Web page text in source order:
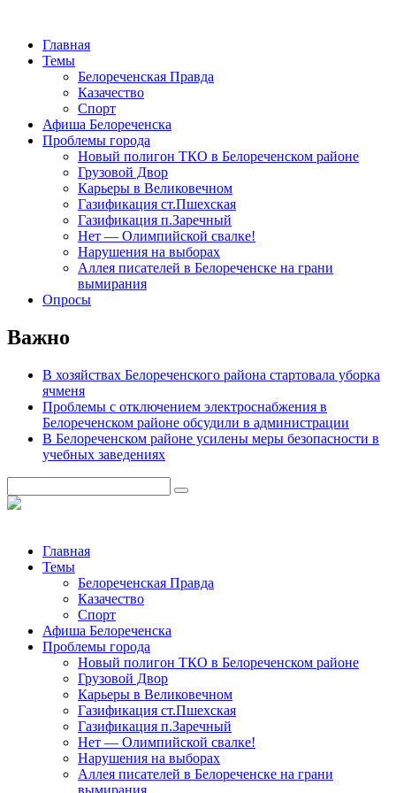
Главная
Темы
Белореченская Правда
Казачество
Спорт
Афиша Белореченска
Проблемы города
Новый полигон ТКО в Белореченском районе
Грузовой Двор
Карьеры в Великовечном
Газификация ст.Пшехская
Газификация п.Заречный
Нет — Олимпийской свалке!
Нарушения на выборах
Аллея писателей в Белореченске на грани
вымирания
Опросы
Важно
В хозяйствах Белореченского района стартовала уборка
ячменя
Проблемы с отключением электроснабжения в
Белореченском районе обсудили в администрации
В Белореченском районе усилены меры безопасности в
учебных заведениях
Главная
Темы
Белореченская Правда
Казачество
Спорт
Афиша Белореченска
Проблемы города
Новый полигон ТКО в Белореченском районе
Грузовой Двор
Карьеры в Великовечном
Газификация ст.Пшехская
Газификация п.Заречный
Нет — Олимпийской свалке!
Нарушения на выборах
Аллея писателей в Белореченске на грани
вымирания